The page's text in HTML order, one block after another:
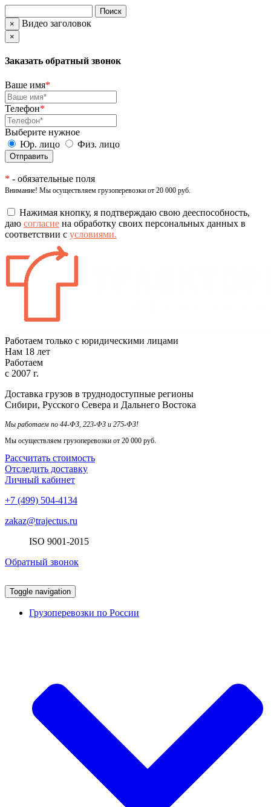
× Видео заголовок
×
Заказать обратный звонок
Ваше имя*
Телефон*
Выберите нужное
Юр. лицо
Физ. лицо
* - обязательные поля
Внимание! Мы осуществляем грузоперевозки от 20 000 руб.
Нажимая кнопку, я подтверждаю свою дееспособность,
даю согласие на обработку своих персональных данных в
соответствии с условиями.
Работаем только с юридическими лицами
Нам 18 лет
Работаем
с 2007 г.
Доставка грузов в труднодоступные регионы
Сибири, Русского Севера и Дальнего Востока
Мы работаем по 44-ФЗ, 223-ФЗ и 275-ФЗ!
Мы осуществляем грузоперевозки от 20 000 руб.
Рассчитать стоимость
Отследить доставку
Личный кабинет
+7 (499) 504-4134
zakaz@trajectus.ru
ISO 9001-2015
Обратный звонок
Toggle navigation
Грузоперевозки по России